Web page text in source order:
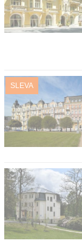
SLEVA